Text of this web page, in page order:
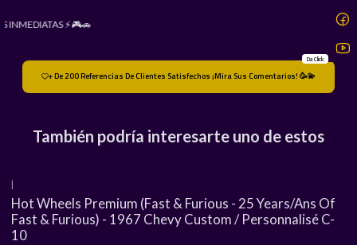
Cuerpo y base de metal (Real Riders).
Llantas de goma para un rodado auténtico.
Detalles de pintura premium y piezas icónicas.
INMEDIATAS ⚡🎮🚗
+ De 200 Referencias De Clientes Satisfechos ¡Mira Sus Comentarios! 🥳💫
Da Click
También podría interesarte uno de estos
|
Hot Wheels Premium (Fast & Furious - 25 Years/Ans Of
Fast & Furious) - 1967 Chevy Custom / Personnalisé C-
10